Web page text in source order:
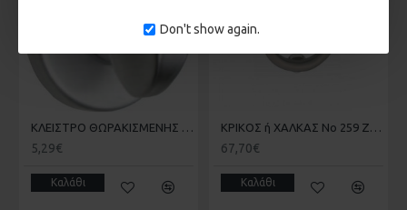
Don't show again.
Ποιοτικός έλεγχος: Ολα τα προιόντα ελέγχονται ως προς την
ποιότητα και την καλή λειτουργία πριν την αποστολή τους.
ΚΛΕΙΣΤΡΟ ΘΩΡΑΚΙΣΜΕΝΗΣ BEST Νο7 SILVER ΑΛΟΥΜΙΝΙΟΥ
5,29€
Καλάθι
ΚΡΙΚΟΣ ή ΧΑΛΚΑΣ Νο 259 Ζ ή Νο9 BEST
67,70€
Καλάθι